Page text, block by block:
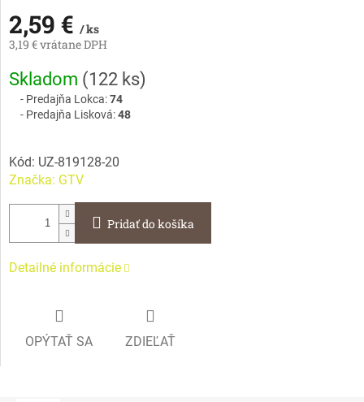
2,59 € / ks
3,19 € vrátane DPH
Jednotková
cena:
Skladom (122 ks)
Predajňa Lokca:74
Predajňa Lisková:48
Kód: UZ-819128-20
Značka: GTV
Pridať do košíka
Detailné informácie
OPÝTAŤ SA ZDIEĽAŤ